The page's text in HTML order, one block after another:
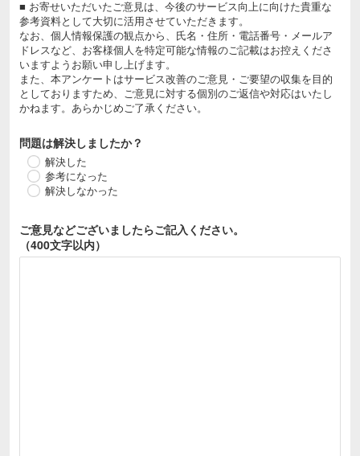
■ お寄せいただいたご意見は、今後のサービス向上に向けた貴重な
参考資料として大切に活用させていただきます。
なお、個人情報保護の観点から、氏名・住所・電話番号・メールア
ドレスなど、お客様個人を特定可能な情報のご記載はお控えくださ
いますようお願い申し上げます。
また、本アンケートはサービス改善のご意見・ご要望の収集を目的
としておりますため、ご意見に対する個別のご返信や対応はいたし
かねます。あらかじめご了承ください。
問題は解決しましたか？
解決した
参考になった
解決しなかった
ご意見などございましたらご記入ください。
（400文字以内）